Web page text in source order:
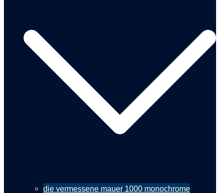
die vermessene mauer 1000 monochrome